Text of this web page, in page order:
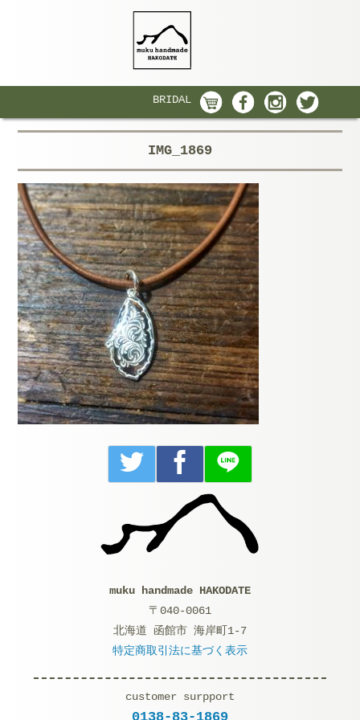
BRIDAL
IMG_1869
muku handmade HAKODATE
〒040-0061
北海道 函館市 海岸町1-7
特定商取引法に基づく表示
customer surpport